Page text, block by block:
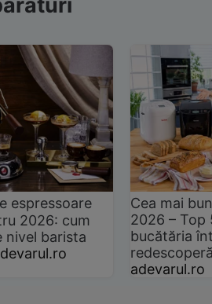
espressoare
2026: cum
nivel barista
Cea mai
2026 –
bucătăria
adevarul.ro